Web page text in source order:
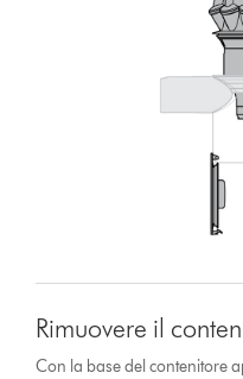
Rimuovere il
Con la base del contenitore